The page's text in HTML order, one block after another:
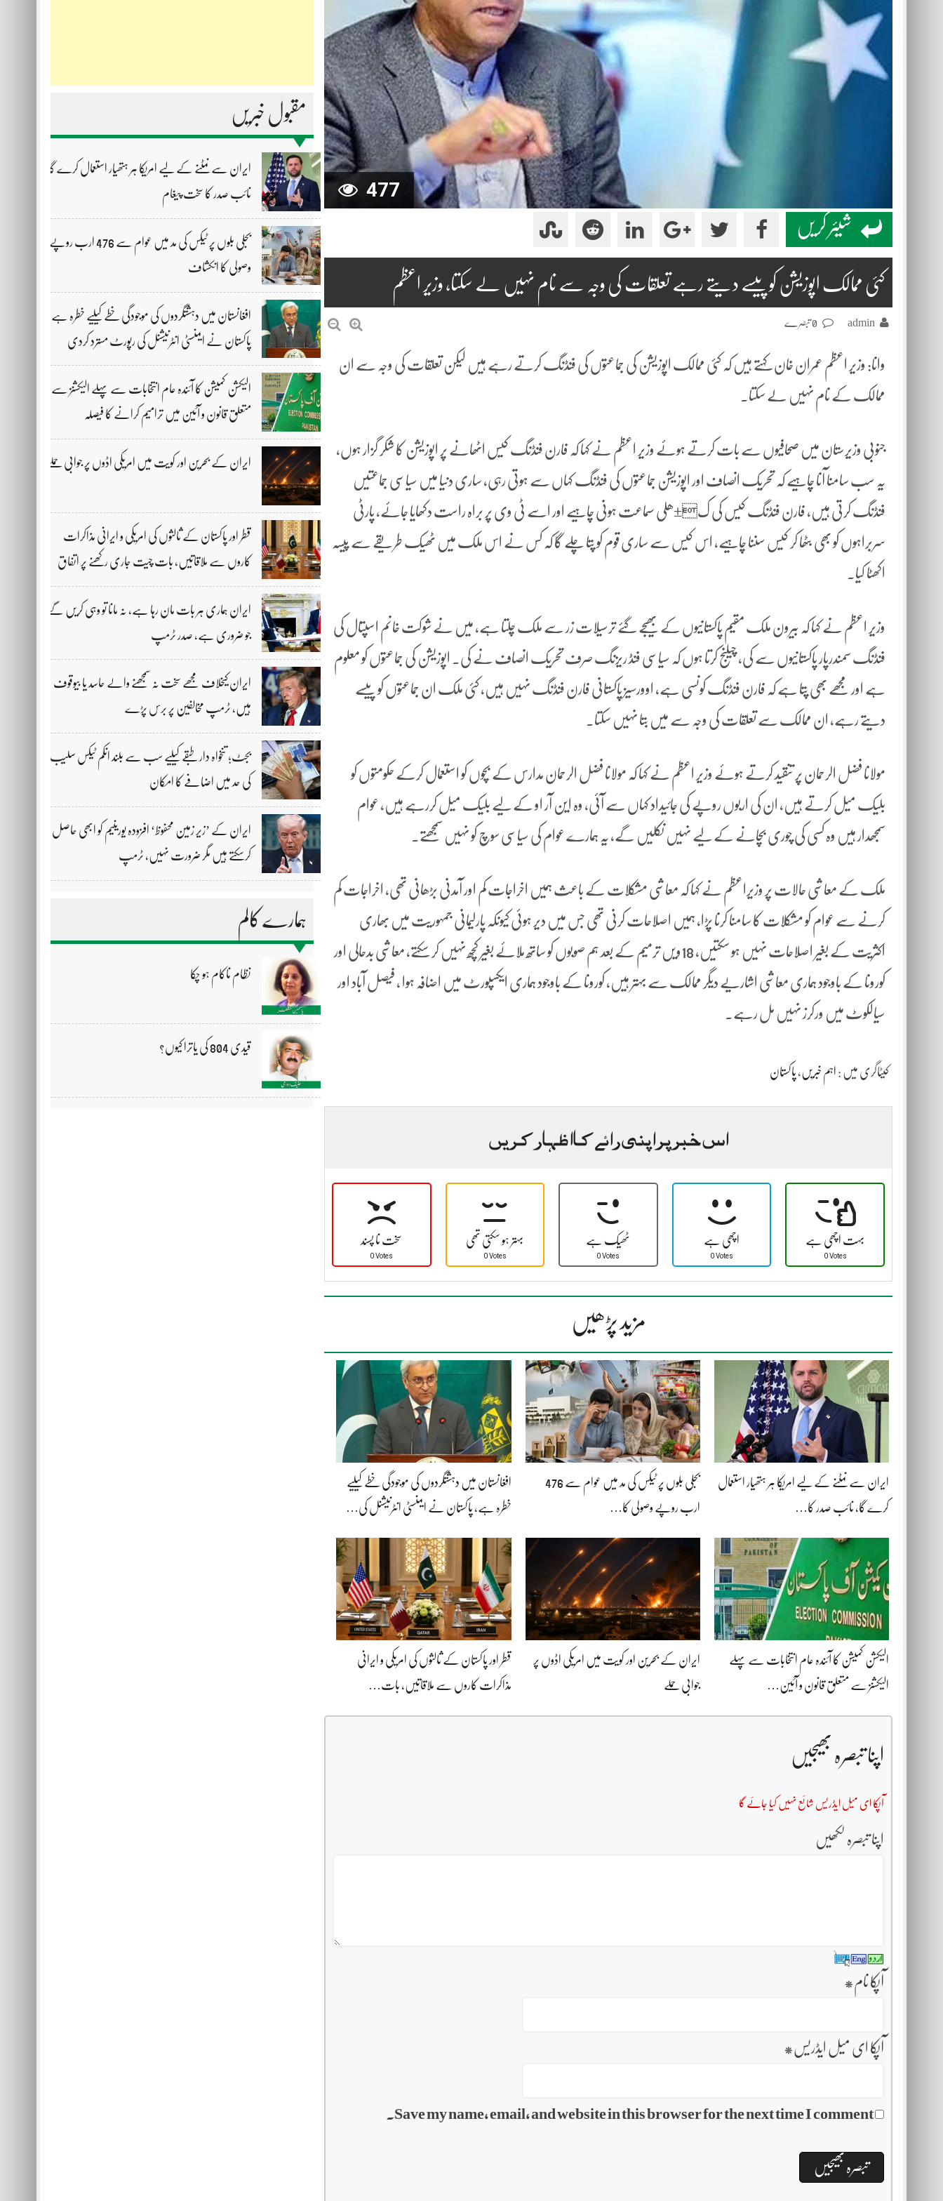
مقبول خبریں
ایران سے نمٹنے کے لیے امریکا ہر ہتھیار استعمال کرے گا،
نائب صدر کا سخت پیغام
بجلی بلوں پر ٹیکس کی مد میں عوام سے 476 ارب روپے
وصولی کا انکشاف
افغانستان میں دہشتگردوں کی موجودگی خطے کیلیے خطرہ ہے،
پاکستان نے ایمنسٹی انٹرنیشنل کی رپورٹ مسترد کردی
الیکشن کمیشن کا آئندہ عام انتخابات سے پہلے الیکشنز سے
متعلق قانون و آئین میں ترامیم کرانے کا فیصلہ
ایران کے بحرین اور کویت میں امریکی اڈوں پر جوابی حملے
قطر اور پاکستان کے ثالثوں کی امریکی و ایرانی مذاکرات
کاروں سے ملاقاتیں، بات چیت جاری رکھنے پر اتفاق
ایران ہماری ہر بات مان رہا ہے، نہ مانا تو وہی کریں گے
جو ضروری ہے، صدر ٹرمپ
ایران کیخلاف مجھے سخت نہ سمجھنے والے حاسد یا بیوقوف
ہیں، ٹرمپ مخالفین پر برس پڑے
بجٹ؛ تنخواہ دار طبقے کیلیے سب سے بلند انکم ٹیکس سلیب
کی حد میں اضافے کا امکان
ایران کے ’زیر زمین محفوظ‘ افزودہ یورینیم کو ابھی حاصل
کرسکتے ہیں مگر ضرورت نہیں، ٹرمپ
ہمارے کالم
نظام ناکام ہو چکا
قیدی 804 کی یاترا کیوں؟
477
شیئر کریں
کئی ممالک اپوزیشن کو پیسے دیتے رہے تعلقات کی وجہ سے نام نہیں لے سکتا، وزیر اعظم
admin
وانا: وزیر اعظم عمران خان کہتے ہیں کہ کئی ممالک اپوزیشن کی جماعتوں کی فنڈنگ کرتے رہے ہیں لیکن تعلقات کی وجہ سے ان
ممالک کے نام نہیں لے سکتا۔
جنوبی وزیرستان میں صحافیوں سے بات کرتے ہوئے وزیر اعظم نے کہا کہ فارن فنڈنگ کیس اٹھانے پر اپوزیشن کا شکر گزار ہوں،
یہ سب سامنا آنا چاہیے کہ تحریک انصاف اور اپوزیشن جماعتوں کی فنڈنگ کہاں سے ہوتی رہی، ساری دنیا میں سیاسی جماعتیں
فنڈنگ کرتی ہیں، فارن فنڈنگ کیس کی ک±ھلی سماعت ہونی چاہیے اور اسے ٹی وی پر براہ راست دکھایا جائے، پارٹی
سربراہوں کو بھی بٹھا کر کیس سننا چاہیے، اس کیس سے ساری قوم کو پتا چلے گا کہ کس نے اس ملک میں ٹھیک طریقے سے پیسہ
اکھٹا کیا۔
وزیر اعظم نے کہا کہ بیرون ملک مقیم پاکستانیوں کے بھیجے گئے ترسیلات زر سے ملک چلتا ہے، میں نے شوکت خانم اسپتال کی
فنڈنگ سمندرپار پاکستانیوں سے کی، چیلنج کرتا ہوں کہ سیاسی فنڈ ریزنگ صرف تحریک انصاف نے کی۔ اپوزیشن کی جماعتوں کو معلوم
ہے اور مجھے بھی پتا ہے کہ فارن فنڈنگ کونسی ہے، اوورسیز پاکستانی فارن فنڈنگ نہیں ہیں، کئی ملک ان جماعتوں کو پیسے
دیتے رہے، ان ممالک سے تعلقات کی وجہ سے میں بتا نہیں سکتا۔
مولانا فضل الرحمان پر تنقید کرتے ہوئے وزیر اعظم نے کہا کہ مولانا فضل الرحمان مدارس کے بچوں کو استعمال کرکے حکومتوں کو
بلیک میل کرتے ہیں، ان کی اربوں روپے کی جائیداد کہاں سے آئی، وہ این آر او کے لیے بلیک میل کررہے ہیں، عوام
سمجھدار ہیں وہ کسی کی چوری بچانے کے لیے نہیں نکلیں گے، یہ ہمارے عوام کی سیاسی سوچ کو نہیں سمجھتے۔
ملک کے معاشی حالات پر وزیراعظم نے کہا کہ معاشی مشکلات کے باعث ہمیں اخراجات کم اور آمدنی بڑھانی تھی، اخراجات کم
کرنے سے عوام کو مشکلات کا سامنا کرنا پڑا، ہمیں اصلاحات کرنی تھی جس میں دیر ہوئی کیونکہ پارلیمانی جمہوریت میں بھاری
اکثریت کے بغیر اصلاحات نہیں ہو سکتیں، 18ویں ترمیم کے بعد ہم صوبوں کو ساتھ ملائے بغیر کچھ نہیں کر سکتے، معاشی بدحالی اور
کورونا کے باوجود ہماری معاشی اشاریے دیگر ممالک سے بہتر ہیں، کورونا کے باوجود ہماری ایکسپورٹ میں اضافہ ہوا ، فیصل آباد اور
سیالکوٹ میں ورکرز نہیں مل رہے۔
کیٹاگری میں : اہم خبریں ، پاکستان
اس خبر پر اپنی رائے کا اظہار کریں
سخت نا پسند
0 Votes
بہتر ہو سکتی تھی
0 Votes
ٹھیک ہے
0 Votes
اچھی ہے
0 Votes
بہت اچھی ہے
0 Votes
مزید پڑھیں
ایران سے نمٹنے کے لیے امریکا ہر ہتھیار استعمال
کرے گا، نائب صدر کا…
بجلی بلوں پر ٹیکس کی مد میں عوام سے 476
ارب روپے وصولی کا…
افغانستان میں دہشتگردوں کی موجودگی خطے کیلیے
خطرہ ہے، پاکستان نے ایمنسٹی انٹرنیشنل کی…
الیکشن کمیشن کا آئندہ عام انتخابات سے پہلے
الیکشنز سے متعلق قانون و آئین…
ایران کے بحرین اور کویت میں امریکی اڈوں پر
جوابی حملے
قطر اور پاکستان کے ثالثوں کی امریکی و ایرانی
مذاکرات کاروں سے ملاقاتیں، بات…
اپنا تبصرہ بھیجیں
آپکا ای میل ایڈریس شائع نہیں کیا جائے گا
اپنا تبصرہ لکھیں
آپکا نام *
آپکا ای میل ایڈریس *
Save my name, email, and website in this browser for the next time I comment.